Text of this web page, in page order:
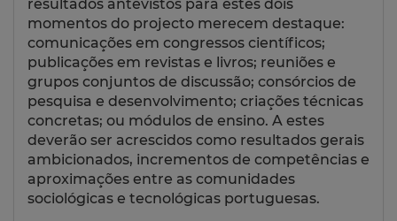
resultados antevistos para estes dois
momentos do projecto merecem destaque:
comunicações em congressos científicos;
publicações em revistas e livros; reuniões e
grupos conjuntos de discussão; consórcios de
pesquisa e desenvolvimento; criações técnicas
concretas; ou módulos de ensino. A estes
deverão ser acrescidos como resultados gerais
ambicionados, incrementos de competências e
aproximações entre as comunidades
sociológicas e tecnológicas portuguesas.